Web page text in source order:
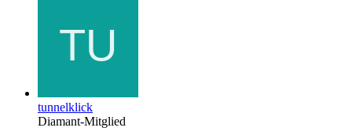
tunnelklick
Diamant-Mitglied